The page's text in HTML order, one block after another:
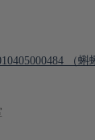
（蝌